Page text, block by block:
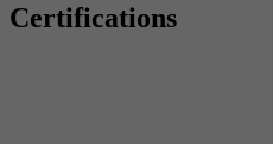
Certifications